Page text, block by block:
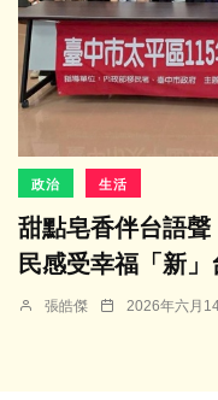
政治 生活
甜點皂香伴台語
民感受幸福「新」
張皓傑 2026年六月